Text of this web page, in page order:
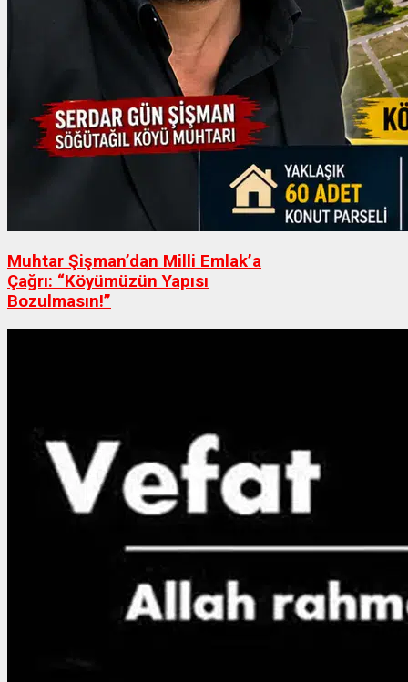
Muhtar Şişman’dan Milli Emlak’a
Çağrı: “Köyümüzün Yapısı
Bozulmasın!”